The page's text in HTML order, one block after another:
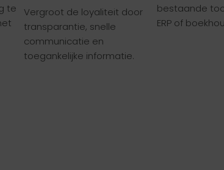
te
Vergroot de loyaliteit door
transparantie, snelle
communicatie en
toegankelijke informatie.
bestaande
ERP of